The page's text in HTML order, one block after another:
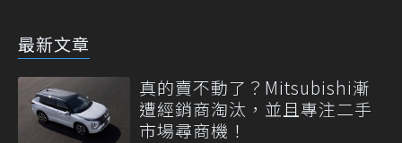
最新文章
真的賣不動了？Mitsubishi漸
遭經銷商淘汰，並且專注二手
市場尋商機！